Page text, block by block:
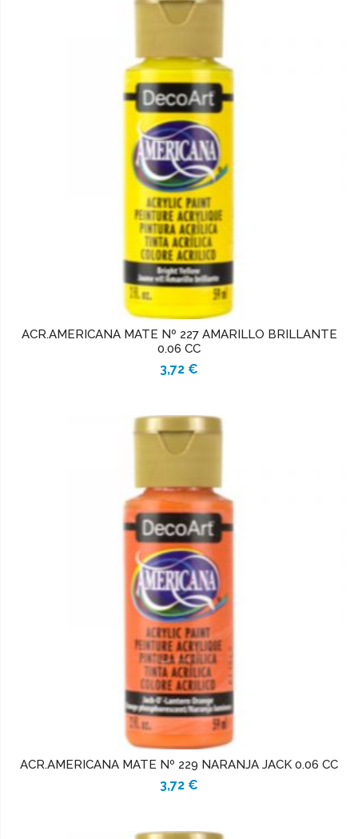
ACR.AMERICANA MATE Nº 227 AMARILLO BRILLANTE
0.06 CC
3,72 €
ACR.AMERICANA MATE Nº 229 NARANJA JACK 0.06 CC
3,72 €